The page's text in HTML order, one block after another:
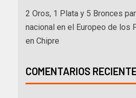
2 Oros, 1 Plata y 5 Bronces
nacional en el Europeo de los
en Chipre
COMENTARIOS